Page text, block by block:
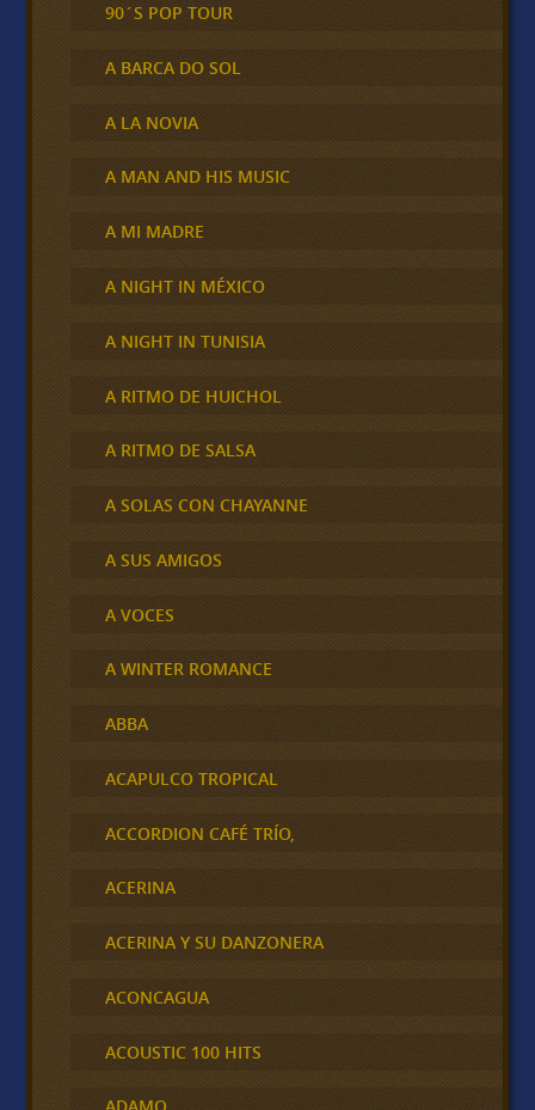
90´S POP TOUR
A BARCA DO SOL
A LA NOVIA
A MAN AND HIS MUSIC
A MI MADRE
A NIGHT IN MÉXICO
A NIGHT IN TUNISIA
A RITMO DE HUICHOL
A RITMO DE SALSA
A SOLAS CON CHAYANNE
A SUS AMIGOS
A VOCES
A WINTER ROMANCE
ABBA
ACAPULCO TROPICAL
ACCORDION CAFÉ TRÍO,
ACERINA
ACERINA Y SU DANZONERA
ACONCAGUA
ACOUSTIC 100 HITS